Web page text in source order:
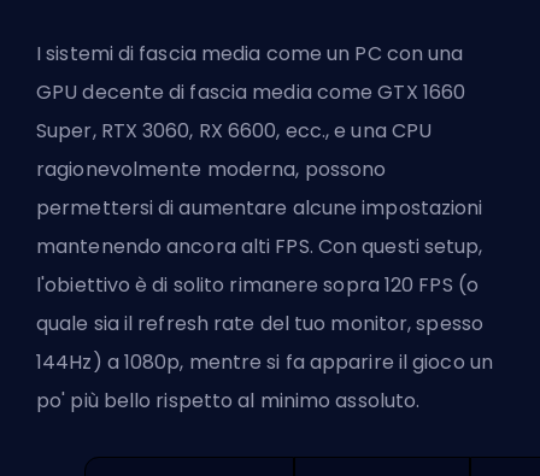
I sistemi di fascia media come un PC con una
GPU decente di fascia media come GTX 1660
Super, RTX 3060, RX 6600, ecc., e una CPU
ragionevolmente moderna, possono
permettersi di aumentare alcune impostazioni
mantenendo ancora alti FPS. Con questi setup,
l'obiettivo è di solito rimanere sopra 120 FPS (o
quale sia il refresh rate del tuo monitor, spesso
144Hz) a 1080p, mentre si fa apparire il gioco un
po' più bello rispetto al minimo assoluto.